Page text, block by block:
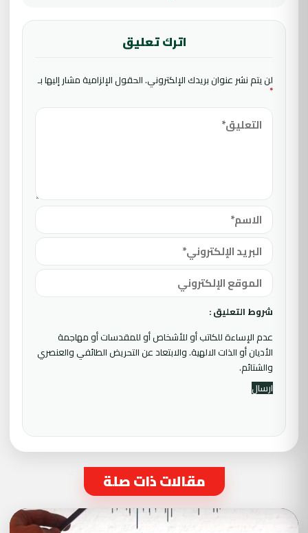
اترك تعليق
لن يتم نشر عنوان بريدك الإلكتروني.الحقول الإلزامية مشار إليها بـ
*
شروط التعليق :
عدم الإساءة للكاتب أو للأشخاص أو للمقدسات أو مهاجمة
الأديان أو الذات الالهية. والابتعاد عن التحريض الطائفي والعنصري
والشتائم.
مقالات ذات صلة